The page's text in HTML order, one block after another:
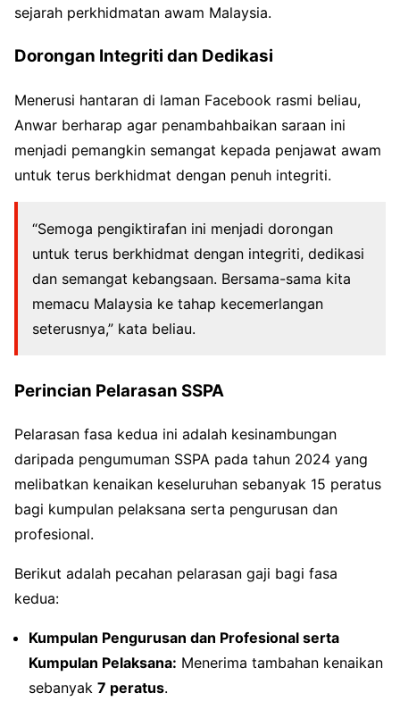
sejarah perkhidmatan awam Malaysia.
Dorongan Integriti dan Dedikasi
Menerusi hantaran di laman Facebook rasmi beliau,
Anwar berharap agar penambahbaikan saraan ini
menjadi pemangkin semangat kepada penjawat awam
untuk terus berkhidmat dengan penuh integriti.
“Semoga pengiktirafan ini menjadi dorongan
untuk terus berkhidmat dengan integriti, dedikasi
dan semangat kebangsaan. Bersama-sama kita
memacu Malaysia ke tahap kecemerlangan
seterusnya,” kata beliau.
Perincian Pelarasan SSPA
Pelarasan fasa kedua ini adalah kesinambungan
daripada pengumuman SSPA pada tahun 2024 yang
melibatkan kenaikan keseluruhan sebanyak 15 peratus
bagi kumpulan pelaksana serta pengurusan dan
profesional.
Berikut adalah pecahan pelarasan gaji bagi fasa
kedua:
Kumpulan Pengurusan dan Profesional serta
Kumpulan Pelaksana: Menerima tambahan kenaikan
sebanyak 7 peratus.